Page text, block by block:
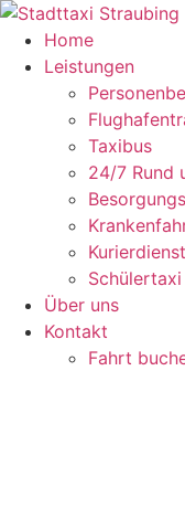
Zum
Inhalt
springen
Home
Leistungen
Taxibus
24/7 Rund
Schülertaxi
Über uns
Kontakt
Fahrt